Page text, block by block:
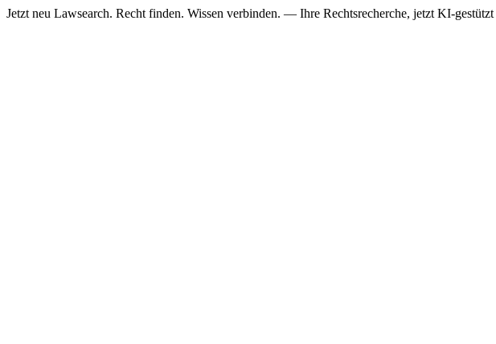
Jetzt neu Lawsearch. Recht finden. Wissen verbinden. — Ihre Rechtsrecherche, jetzt KI-gestützt